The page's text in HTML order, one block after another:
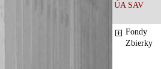
ÚA SAV
Fondy
Zbierky